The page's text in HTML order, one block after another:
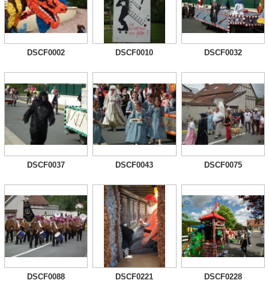
DSCF0002 DSCF0010 DSCF0032
DSCF0037 DSCF0043 DSCF0075
DSCF0088 DSCF0221 DSCF0228